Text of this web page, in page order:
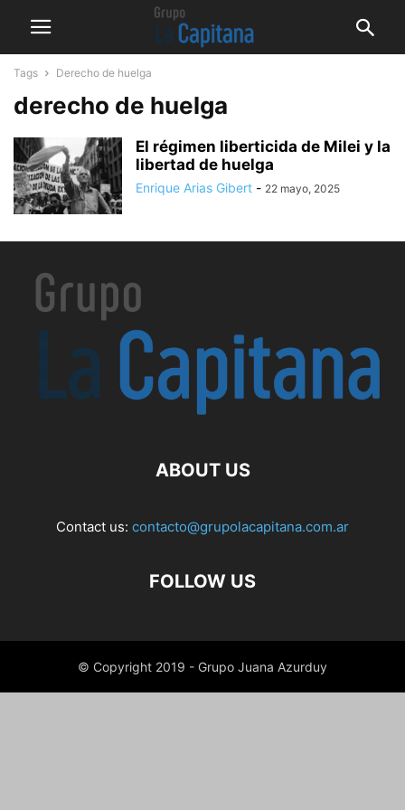
Tags Derecho de huelga
derecho de huelga
El régimen liberticida de Milei y la
libertad de huelga
Enrique Arias Gibert - 22 mayo, 2025
ABOUT US
Contact us: contacto@grupolacapitana.com.ar
FOLLOW US
© Copyright 2019 - Grupo Juana Azurduy